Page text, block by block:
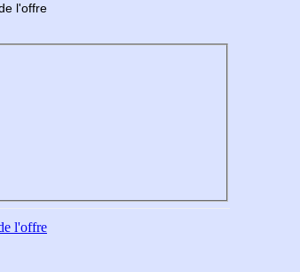
l'offre
l'offre